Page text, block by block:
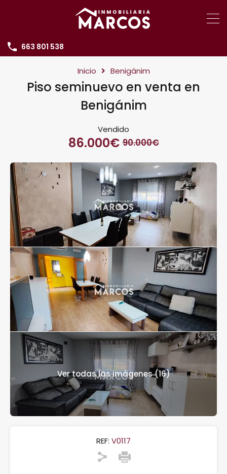
663 801 538
Inicio Benigánim
Piso seminuevo en venta en
Benigánim
Vendido
86.000€ 90.000€
Ver todas las imágenes (16)
REF: V0117